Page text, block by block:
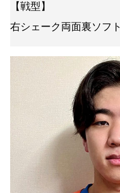
【戦型】
右シェーク両面裏ソフト